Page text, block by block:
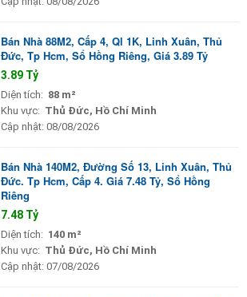
Bán Nhà 88M2, Cấp 4, Ql 1K, Linh Xuân, Thủ
Đức, Tp Hcm, Sổ Hồng Riêng, Giá 3.89 Tỷ
3.89 Tỷ
Diện tích: 88 m²
Khu vực: Thủ Đức, Hồ Chí Minh
Cập nhật: 08/08/2026
Bán Nhà 140M2, Đường Số 13, Linh Xuân, Thủ
Đức. Tp Hcm, Cấp 4. Giá 7.48 Tỷ, Sổ Hồng
Riêng
7.48 Tỷ
Diện tích: 140 m²
Khu vực: Thủ Đức, Hồ Chí Minh
Cập nhật: 07/08/2026